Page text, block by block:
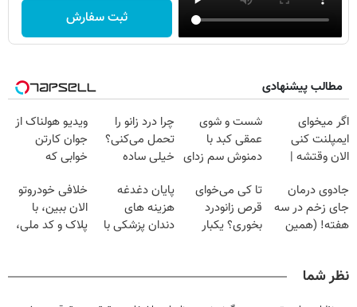
ثبت سفارش
مطالب پیشنهادی
اگر میخوای
ایمپلنت کنی
الان وقتشه |
میلیون تومان!!!
شست و شوی
عمقی کبد با
دمنوش سم زدای
چرا درد زانو را
تحمل می‌کنی؟
خیلی ساده
کن
ویدیو هولناک از
جوان کارتن
خوابی که
آموزش رایگان
جادوی درمان
جای زخم در سه
هفته! (همین
تا کی می‌خوای
قرص زانودرد
بخوری؟ یکبار
پایان دغدغه
هزینه های
دندان پزشکی با
خلافی خودروتو
الان ببین، با
پلاک و کد ملی،
نظر شما